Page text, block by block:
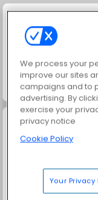
Juice Merge
Jewel Garden
We process your
improve our sites
campaigns and to
advertising. By
exercise your
privacy notice
Cookie Policy
Your Privacy